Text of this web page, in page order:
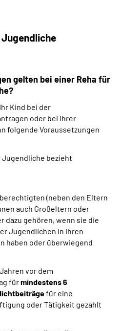
Jugendliche
gelten bei einer Reha für
Kind bei der
oder bei Ihrer
folgende Voraussetzungen
Jugendliche bezieht
(neben den Eltern
auch Großeltern oder
dazu gehören, wenn sie die
Jugendlichen in ihren
haben oder überwiegend
vor dem
fürmindestens 6
für eine
oder Tätigkeit gezahlt